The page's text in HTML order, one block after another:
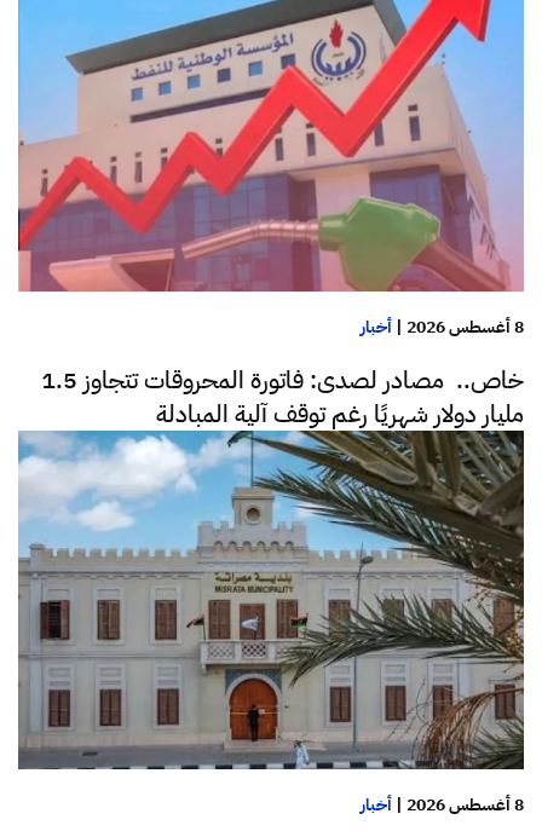
8 أغسطس 2026 | أخبار
خاص.. مصادر لصدى: فاتورة المحروقات تتجاوز 1.5
مليار دولار شهريًا رغم توقف آلية المبادلة
8 أغسطس 2026 | أخبار